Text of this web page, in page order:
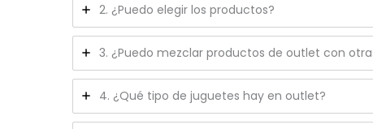
2. ¿Puedo elegir los productos?
3. ¿Puedo mezclar productos de outlet con
4. ¿Qué tipo de juguetes hay en outlet?